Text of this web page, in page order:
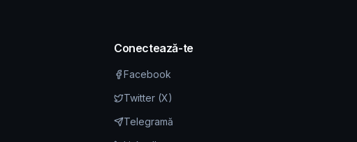
Conectează-te
Facebook
Twitter (X)
Telegramă